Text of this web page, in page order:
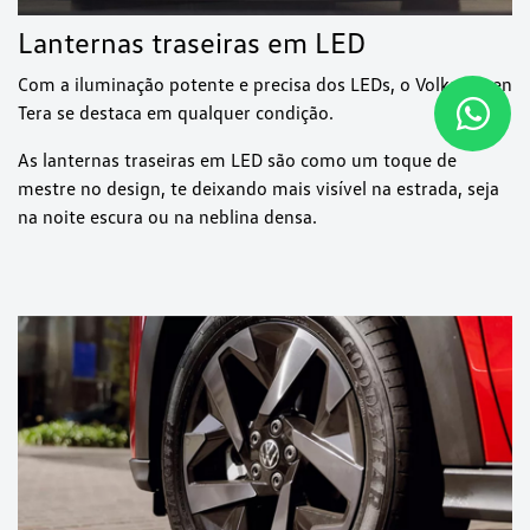
Lanternas traseiras em LED
Com a iluminação potente e precisa dos LEDs, o Volkswagen
Tera se destaca em qualquer condição.
As lanternas traseiras em LED são como um toque de
mestre no design, te deixando mais visível na estrada, seja
na noite escura ou na neblina densa.